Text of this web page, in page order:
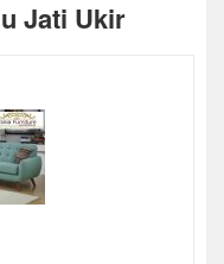
Jati Ukir